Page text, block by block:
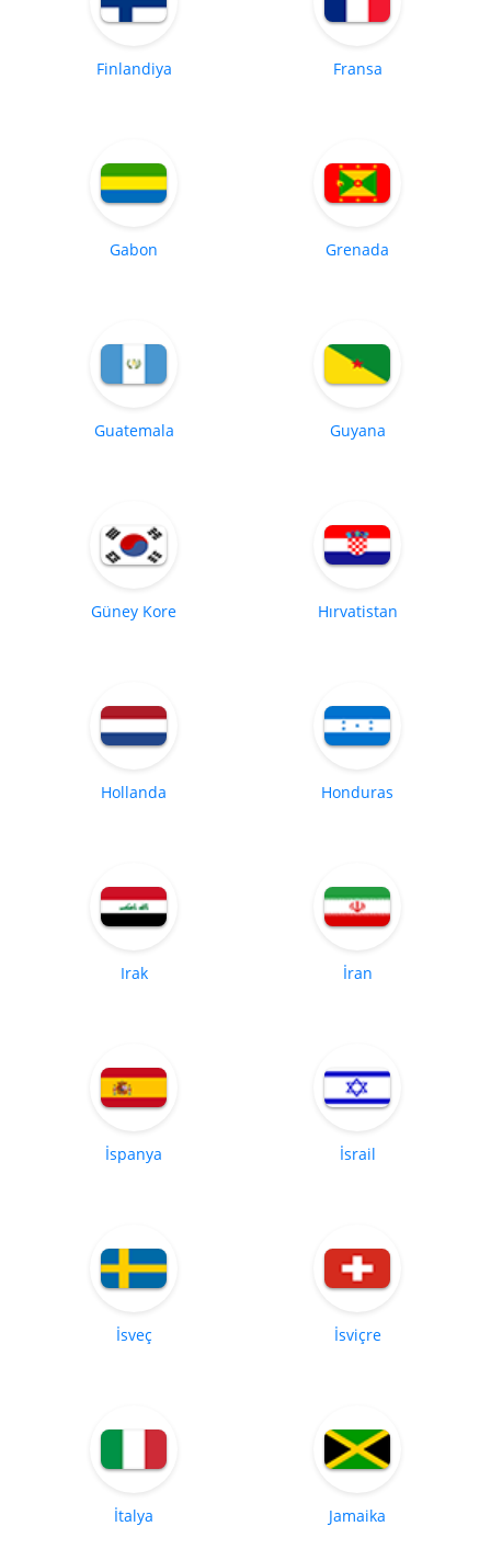
Finlandiya Fransa
Gabon Grenada
Guatemala Guyana
Güney Kore Hırvatistan
Hollanda Honduras
Irak İran
İspanya İsrail
İsveç İsviçre
İtalya Jamaika